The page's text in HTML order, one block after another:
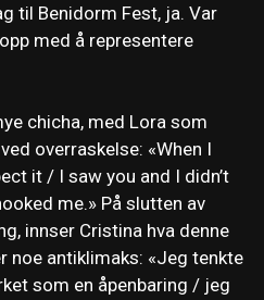
til Benidorm Fest, ja. Var
med å representere
chicha, med Lora som
overraskelse: «When I
it / I saw you and I didn’t
me.» På slutten av
innser Cristina hva denne
noe antiklimaks: «Jeg tenkte
som en åpenbaring / jeg